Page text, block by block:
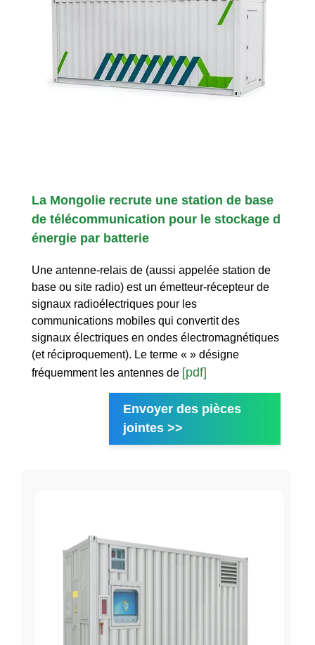
La Mongolie recrute une station de base
de télécommunication pour le stockage d
énergie par batterie
Une antenne-relais de (aussi appelée station de
base ou site radio) est un émetteur-récepteur de
signaux radioélectriques pour les
communications mobiles qui convertit des
signaux électriques en ondes électromagnétiques
(et réciproquement). Le terme « » désigne
fréquemment les antennes de [pdf]
Envoyer des pièces
jointes >>